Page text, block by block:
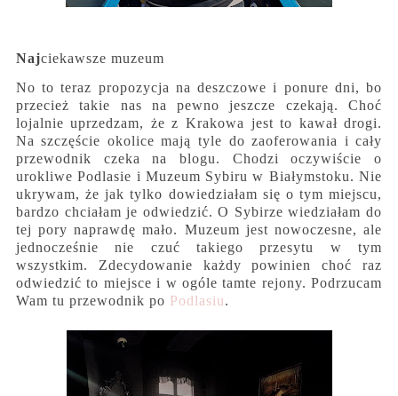
Najciekawsze muzeum
No to teraz propozycja na deszczowe i ponure dni, bo
przecież takie nas na pewno jeszcze czekają. Choć
lojalnie uprzedzam, że z Krakowa jest to kawał drogi.
Na szczęście okolice mają tyle do zaoferowania i cały
przewodnik czeka na blogu. Chodzi oczywiście o
urokliwe Podlasie i Muzeum Sybiru w Białymstoku. Nie
ukrywam, że jak tylko dowiedziałam się o tym miejscu,
bardzo chciałam je odwiedzić. O Sybirze wiedziałam do
tej pory naprawdę mało. Muzeum jest nowoczesne, ale
jednocześnie nie czuć takiego przesytu w tym
wszystkim. Zdecydowanie każdy powinien choć raz
odwiedzić to miejsce i w ogóle tamte rejony. Podrzucam
Wam tu przewodnik po Podlasiu.